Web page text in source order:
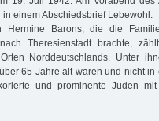
einem Abschiedsbrief Lebewohl:
Hermine Barons, die die
Theresienstadt brachte,
Norddeutschlands. Unter
65 Jahre alt waren und nicht
und prominente Juden